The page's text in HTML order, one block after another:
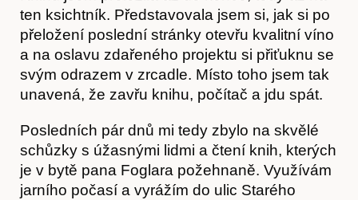
O nás
ten ksichtník. Představovala jsem si, jak si po
přeložení poslední stránky otevřu kvalitní víno
a na oslavu zdařeného projektu si přiťuknu se
svým odrazem v zrcadle. Místo toho jsem tak
unavená, že zavřu knihu, počítač a jdu spát.
Posledních pár dnů mi tedy zbylo na skvělé
schůzky s úžasnými lidmi a čtení knih, kterých
je v bytě pana Foglara požehnaně. Využívám
jarního počasí a vyrážím do ulic Starého